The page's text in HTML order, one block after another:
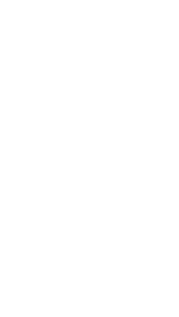
Dan demi
kepada Nabi Ibrahim
dalam bertauhid, dan
Ketika ia
kaumnya: "Apakah
yang kamu
Mereka menjawab:
"Sesungguhnya
dalam kesesatan
"Adakah engkau
yang benar (sebagai